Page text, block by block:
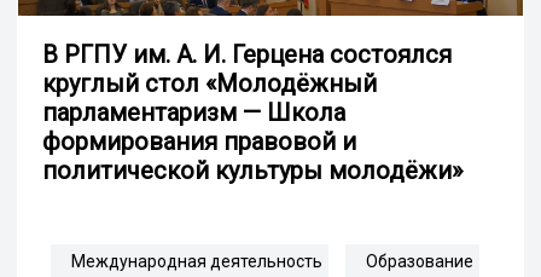
В РГПУ им. А. И. Герцена состоялся
круглый стол «Молодёжный
парламентаризм — Школа
формирования правовой и
политической культуры молодёжи»
Международная деятельность Образование